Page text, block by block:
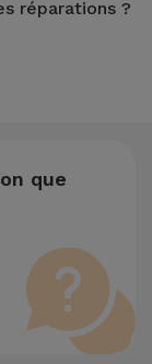
La page
la gestion
réparations ?
Série Zenfone
plusieurs
que